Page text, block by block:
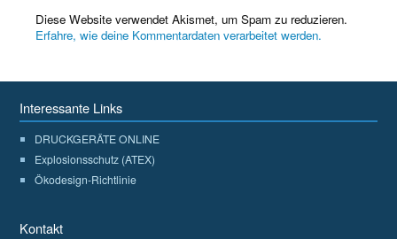
Diese Website verwendet Akismet, um Spam zu reduzieren.
Erfahre, wie deine Kommentardaten verarbeitet werden.
Interessante Links
DRUCKGERÄTE ONLINE
Explosionsschutz (ATEX)
Ökodesign-Richtlinie
Kontakt